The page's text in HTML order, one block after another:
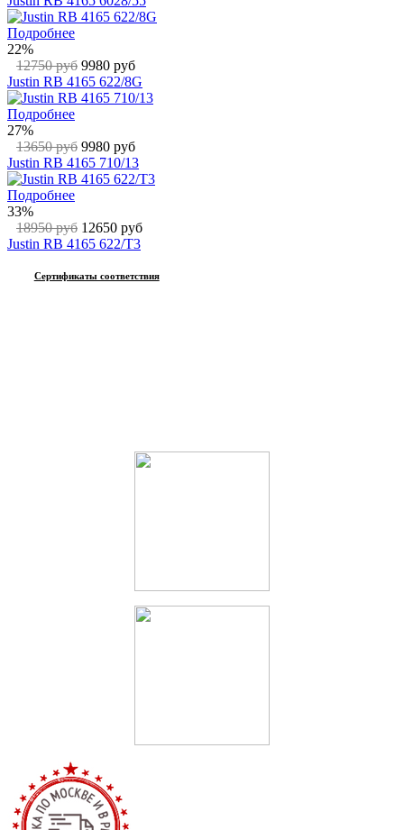
Подробнее
22%
12750 руб 9980 руб
Justin RB 4165 622/8G
Подробнее
27%
13650 руб 9980 руб
Justin RB 4165 710/13
Подробнее
33%
18950 руб 12650 руб
Justin RB 4165 622/T3
Сертификаты соответствия